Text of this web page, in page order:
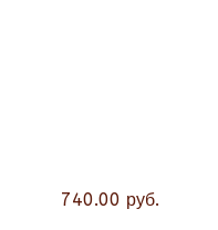
740.00 руб.